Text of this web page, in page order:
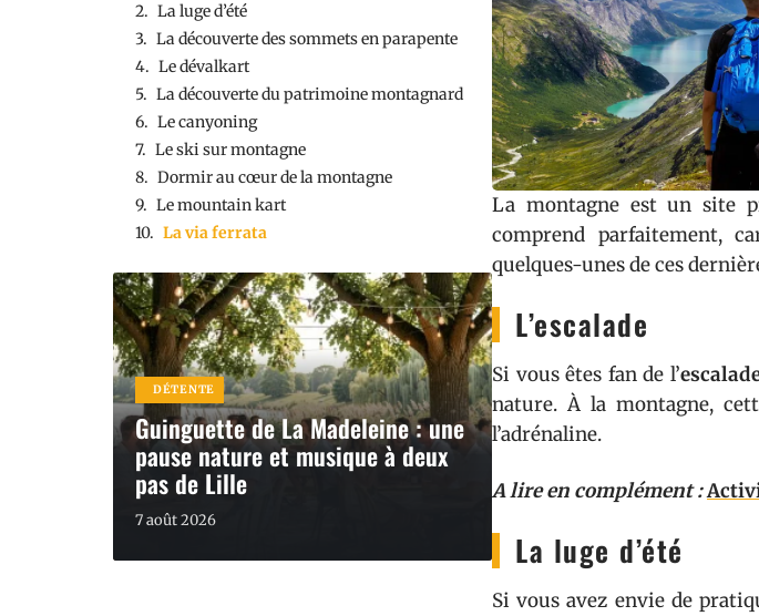
La luge d’été
La découverte des sommets en parapente
Le dévalkart
La découverte du patrimoine montagnard
Le canyoning
Le ski sur montagne
Dormir au cœur de la montagne
Le mountain kart
La via ferrata
DÉTENTE
Guinguette de La Madeleine : une
pause nature et musique à deux
pas de Lille
7 août 2026
La montagne est un site
comprend parfaitement,
quelques-unes de ces
L’escalade
Si vous êtes fan de l’
nature. À la montagne,
l’adrénaline.
A lire en complément :
La luge d’été
Si vous avez envie de